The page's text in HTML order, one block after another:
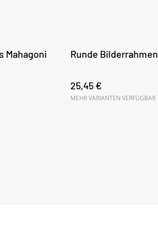
Mahagoni
Runde Bilderrahmen
25,45 €
MEHR VARIANTEN VERFÜGBAR